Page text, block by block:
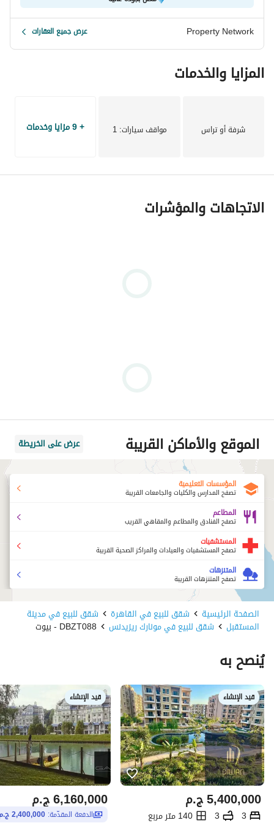
مع التركيز على خلق مجتمع حيوي ومتكامل.
كما يحرص المشروع على أن يكون صديقًا للبيئة، من خلال توفير Property Network عرض جميع العقارات
المزايا والخدمات
شرفة أو تراس مواقف سيارات: 1 + 9 مزايا وخدمات
الاتجاهات والمؤشرات
الموقع والأماكن القريبة عرض على الخريطة
المؤسسات التعليمية
تصفح المدارس والكليات والجامعات القريبة
المطاعم
تصفح الفنادق والمطاعم والمقاهي القريب
المستشفيات
تصفح المستشفيات والعيادات والمراكز الصحية القريبة
المتنزهات
تصفح المتنزهات القريبة
الصفحة الرئيسية شقق للبيع في القاهرة شقق للبيع في مدينة
المستقبل شقق للبيع في مونارك ريزيدنس DBZT088 - بيوت
يُنصح به
قيد الإنشاء
ج.م5,400,000
3
3 140 متر مربع
قيد الإنشاء
ج.م6,160,000
الدفعة المقدّمة: 2,400,000 ج.م